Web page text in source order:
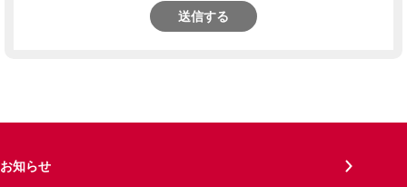
送信する
お知らせ